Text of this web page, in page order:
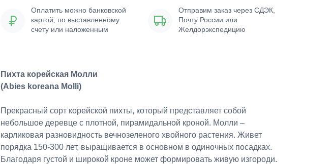
Отправим заказ через СДЭК,
Почту России или
Желдорэкспедицию
Оплатить можно банковской
картой, по выставленному
счету или наложенным
Пихта корейская Молли
(Abies koreana Molli)
Прекрасный сорт корейской пихты, который представляет собой
небольшое деревце с плотной, пирамидальной кроной. Молли –
карликовая разновидность вечнозеленого хвойного растения. Живет
порядка 150-300 лет, выращивается в основном в одиночных посадках.
Благодаря густой и широкой кроне может формировать живую изгороди.